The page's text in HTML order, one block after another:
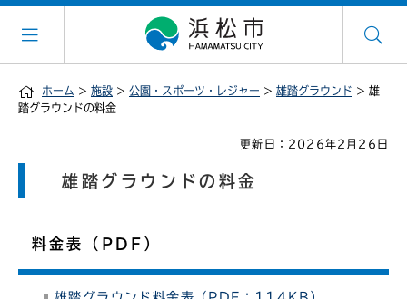
ホーム > 施設 > 公園・スポーツ・レジャー > 雄踏グラウンド > 雄
踏グラウンドの料金
更新日：2026年2月26日
雄踏グラウンドの料金
料金表（PDF）